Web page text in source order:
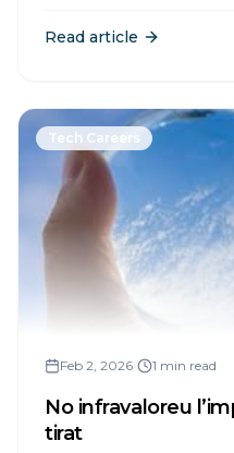
Read article
Tech Careers
Feb 2, 2026 1 min read
No infravaloreu
tirat